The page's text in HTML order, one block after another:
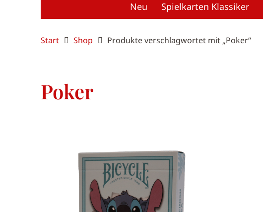
Neu Spielkarten Klassiker
Start Shop Produkte verschlagwortet mit „Poker“
Poker